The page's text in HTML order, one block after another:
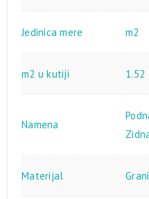
Jedinica mere m2
m2 u kutiji 1.52
Namena
Materijal